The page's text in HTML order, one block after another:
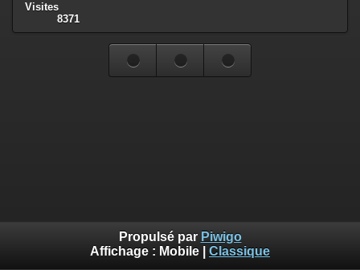
Visites
8371
Propulsé par Piwigo
Affichage : Mobile Classique